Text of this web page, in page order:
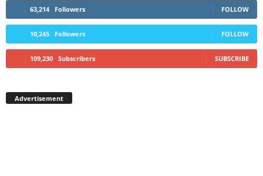
63,214 Followers FOLLOW
10,245 Followers FOLLOW
109,230 Subscribers SUBSCRIBE
Advertisement